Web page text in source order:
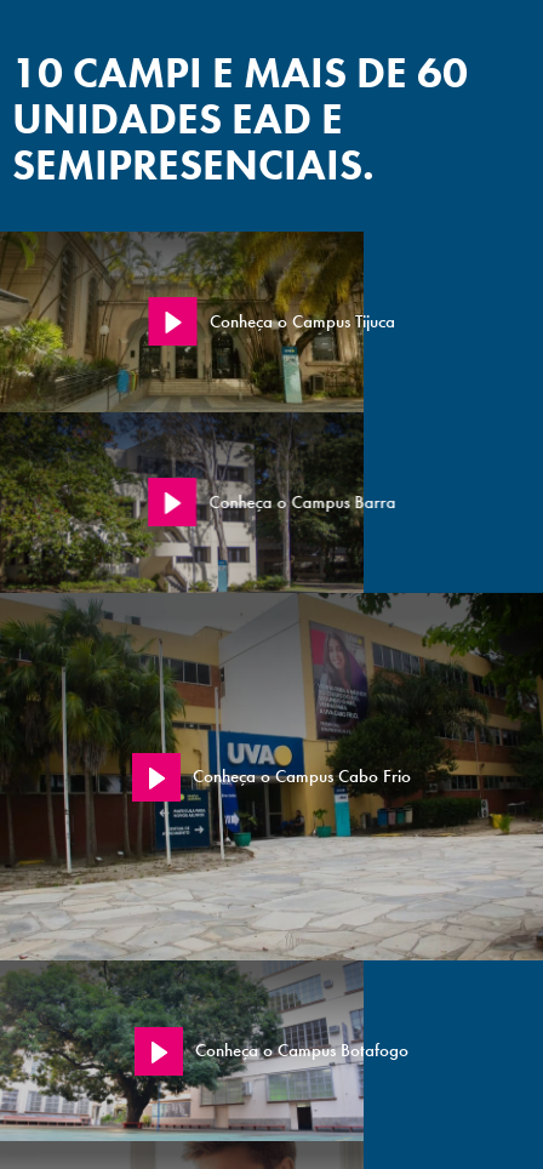
10 CAMPI E MAIS DE 60
UNIDADES EAD E
SEMIPRESENCIAIS.
Conheça o Campus Tijuca
Conheça o Campus Barra
Conheça o Campus Cabo Frio
Conheça o Campus Botafogo